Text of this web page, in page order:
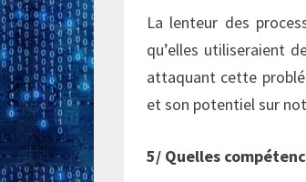
La lenteur des
qu’elles utiliseraient
attaquant cette
et son potentiel sur
5/ Quelles